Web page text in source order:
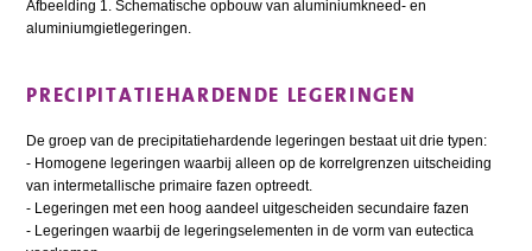
Afbeelding 1. Schematische opbouw van aluminiumkneed- en
aluminiumgietlegeringen.
PRECIPITATIEHARDENDE LEGERINGEN
De groep van de precipitatiehardende legeringen bestaat uit drie typen:
- Homogene legeringen waarbij alleen op de korrelgrenzen uitscheiding
van intermetallische primaire fazen optreedt.
- Legeringen met een hoog aandeel uitgescheiden secundaire fazen
- Legeringen waarbij de legeringselementen in de vorm van eutectica